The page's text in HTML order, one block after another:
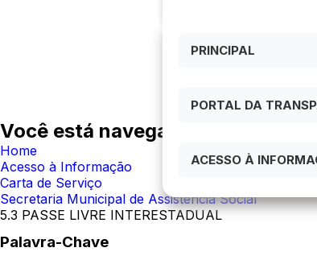
PRINCIPAL
PORTAL DA
ACESSO À
Você está navegando em:
Home
Acesso à Informação
Carta de Serviço
Secretaria Municipal de Assistência Social
5.3 PASSE LIVRE INTERESTADUAL
Palavra-Chave